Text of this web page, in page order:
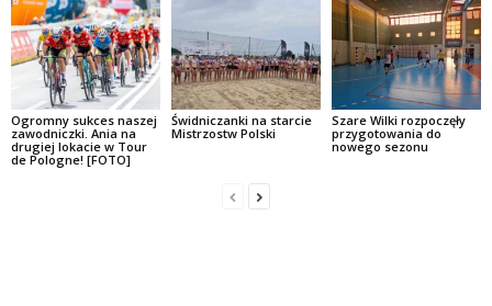
Ogromny sukces naszej
zawodniczki. Ania na
drugiej lokacie w Tour
de Pologne! [FOTO]
Świdniczanki na starcie
Mistrzostw Polski
Szare Wilki rozpoczęły
przygotowania do
nowego sezonu